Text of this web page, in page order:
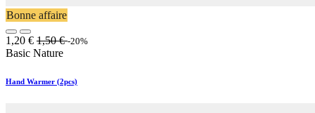
Bonne affaire
1,20 € 1,50€ -20%
Basic Nature
Hand Warmer (2pcs)